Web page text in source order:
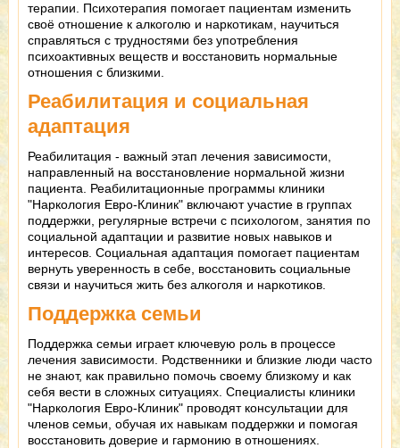
терапии. Психотерапия помогает пациентам изменить
своё отношение к алкоголю и наркотикам, научиться
справляться с трудностями без употребления
психоактивных веществ и восстановить нормальные
отношения с близкими.
Реабилитация и социальная
адаптация
Реабилитация - важный этап лечения зависимости,
направленный на восстановление нормальной жизни
пациента. Реабилитационные программы клиники
"Наркология Евро-Клиник" включают участие в группах
поддержки, регулярные встречи с психологом, занятия по
социальной адаптации и развитие новых навыков и
интересов. Социальная адаптация помогает пациентам
вернуть уверенность в себе, восстановить социальные
связи и научиться жить без алкоголя и наркотиков.
Поддержка семьи
Поддержка семьи играет ключевую роль в процессе
лечения зависимости. Родственники и близкие люди часто
не знают, как правильно помочь своему близкому и как
себя вести в сложных ситуациях. Специалисты клиники
"Наркология Евро-Клиник" проводят консультации для
членов семьи, обучая их навыкам поддержки и помогая
восстановить доверие и гармонию в отношениях.